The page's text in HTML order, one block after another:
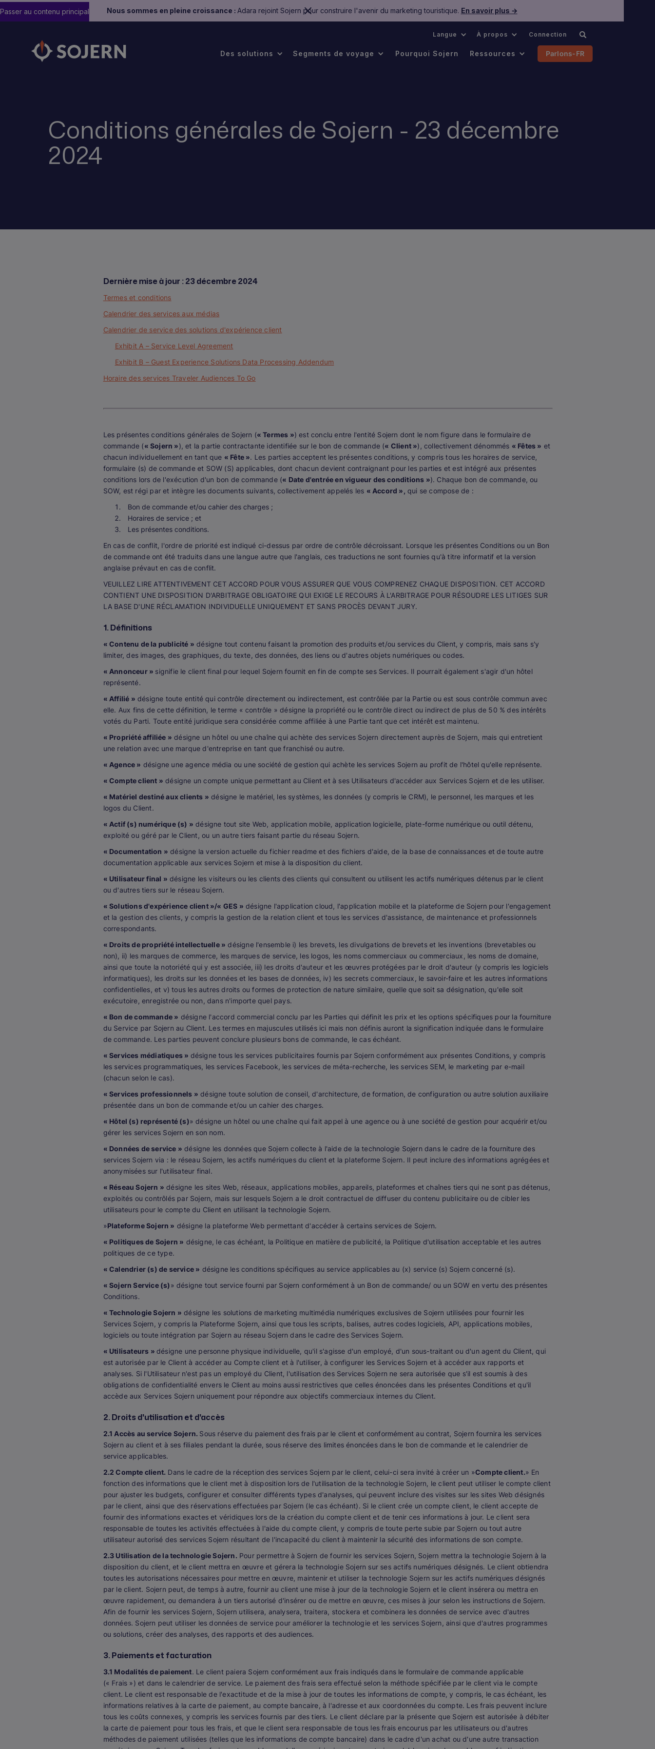
Nous sommes en pleine croissance : Adara rejoint Sojern pour construire l'avenir du marketing touristique. En savoir plus →
Passer au contenu principal
Langue À propos Connection
Des solutions Segments de voyage Pourquoi Sojern Ressources Parlons-FR
Conditions générales de Sojern - 23 décembre
2024
Dernière mise à jour : 23 décembre 2024
Termes et conditions
Calendrier des services aux médias
Calendrier de service des solutions d'expérience client
Exhibit A – Service Level Agreement
Exhibit B – Guest Experience Solutions Data Processing Addendum
Horaire des services Traveler Audiences To Go
Les présentes conditions générales de Sojern (« Termes ») est conclu entre l'entité Sojern dont le nom figure dans le formulaire de
commande (« Sojern »), et la partie contractante identifiée sur le bon de commande (« Client »), collectivement dénommés « Fêtes » et
chacun individuellement en tant que « Fête ». Les parties acceptent les présentes conditions, y compris tous les horaires de service,
formulaire (s) de commande et SOW (S) applicables, dont chacun devient contraignant pour les parties et est intégré aux présentes
conditions lors de l'exécution d'un bon de commande (« Date d'entrée en vigueur des conditions »). Chaque bon de commande, ou
SOW, est régi par et intègre les documents suivants, collectivement appelés les « Accord », qui se compose de :
Bon de commande et/ou cahier des charges ;
Horaires de service ; et
Les présentes conditions.
En cas de conflit, l'ordre de priorité est indiqué ci-dessus par ordre de contrôle décroissant. Lorsque les présentes Conditions ou un Bon
de commande ont été traduits dans une langue autre que l'anglais, ces traductions ne sont fournies qu'à titre informatif et la version
anglaise prévaut en cas de conflit.
VEUILLEZ LIRE ATTENTIVEMENT CET ACCORD POUR VOUS ASSURER QUE VOUS COMPRENEZ CHAQUE DISPOSITION. CET ACCORD
CONTIENT UNE DISPOSITION D'ARBITRAGE OBLIGATOIRE QUI EXIGE LE RECOURS À L'ARBITRAGE POUR RÉSOUDRE LES LITIGES SUR
LA BASE D'UNE RÉCLAMATION INDIVIDUELLE UNIQUEMENT ET SANS PROCÈS DEVANT JURY.
1. Définitions
« Contenu de la publicité » désigne tout contenu faisant la promotion des produits et/ou services du Client, y compris, mais sans s'y
limiter, des images, des graphiques, du texte, des données, des liens ou d'autres objets numériques ou codes.
« Annonceur » signifie le client final pour lequel Sojern fournit en fin de compte ses Services. Il pourrait également s'agir d'un hôtel
représenté.
« Affilié » désigne toute entité qui contrôle directement ou indirectement, est contrôlée par la Partie ou est sous contrôle commun avec
elle. Aux fins de cette définition, le terme « contrôle » désigne la propriété ou le contrôle direct ou indirect de plus de 50 % des intérêts
votés du Parti. Toute entité juridique sera considérée comme affiliée à une Partie tant que cet intérêt est maintenu.
« Propriété affiliée » désigne un hôtel ou une chaîne qui achète des services Sojern directement auprès de Sojern, mais qui entretient
une relation avec une marque d'entreprise en tant que franchisé ou autre.
« Agence » désigne une agence média ou une société de gestion qui achète les services Sojern au profit de l'hôtel qu'elle représente.
« Compte client » désigne un compte unique permettant au Client et à ses Utilisateurs d'accéder aux Services Sojern et de les utiliser.
« Matériel destiné aux clients » désigne le matériel, les systèmes, les données (y compris le CRM), le personnel, les marques et les
logos du Client.
« Actif (s) numérique (s) » désigne tout site Web, application mobile, application logicielle, plate-forme numérique ou outil détenu,
exploité ou géré par le Client, ou un autre tiers faisant partie du réseau Sojern.
« Documentation » désigne la version actuelle du fichier readme et des fichiers d'aide, de la base de connaissances et de toute autre
documentation applicable aux services Sojern et mise à la disposition du client.
« Utilisateur final » désigne les visiteurs ou les clients des clients qui consultent ou utilisent les actifs numériques détenus par le client
ou d'autres tiers sur le réseau Sojern.
« Solutions d'expérience client »/« GES » désigne l'application cloud, l'application mobile et la plateforme de Sojern pour l'engagement
et la gestion des clients, y compris la gestion de la relation client et tous les services d'assistance, de maintenance et professionnels
correspondants.
« Droits de propriété intellectuelle » désigne l'ensemble i) les brevets, les divulgations de brevets et les inventions (brevetables ou
non), ii) les marques de commerce, les marques de service, les logos, les noms commerciaux ou commerciaux, les noms de domaine,
ainsi que toute la notoriété qui y est associée, iii) les droits d'auteur et les œuvres protégées par le droit d'auteur (y compris les logiciels
informatiques), les droits sur les données et les bases de données, iv) les secrets commerciaux, le savoir-faire et les autres informations
confidentielles, et v) tous les autres droits ou formes de protection de nature similaire, quelle que soit sa désignation, qu'elle soit
exécutoire, enregistrée ou non, dans n'importe quel pays.
« Bon de commande » désigne l'accord commercial conclu par les Parties qui définit les prix et les options spécifiques pour la fourniture
du Service par Sojern au Client. Les termes en majuscules utilisés ici mais non définis auront la signification indiquée dans le formulaire
de commande. Les parties peuvent conclure plusieurs bons de commande, le cas échéant.
« Services médiatiques » désigne tous les services publicitaires fournis par Sojern conformément aux présentes Conditions, y compris
les services programmatiques, les services Facebook, les services de méta-recherche, les services SEM, le marketing par e-mail
(chacun selon le cas).
« Services professionnels » désigne toute solution de conseil, d'architecture, de formation, de configuration ou autre solution auxiliaire
présentée dans un bon de commande et/ou un cahier des charges.
« Hôtel (s) représenté (s)» désigne un hôtel ou une chaîne qui fait appel à une agence ou à une société de gestion pour acquérir et/ou
gérer les services Sojern en son nom.
« Données de service » désigne les données que Sojern collecte à l'aide de la technologie Sojern dans le cadre de la fourniture des
services Sojern via : le réseau Sojern, les actifs numériques du client et la plateforme Sojern. Il peut inclure des informations agrégées et
anonymisées sur l'utilisateur final.
« Réseau Sojern » désigne les sites Web, réseaux, applications mobiles, appareils, plateformes et chaînes tiers qui ne sont pas détenus,
exploités ou contrôlés par Sojern, mais sur lesquels Sojern a le droit contractuel de diffuser du contenu publicitaire ou de cibler les
utilisateurs pour le compte du Client en utilisant la technologie Sojern.
»Plateforme Sojern » désigne la plateforme Web permettant d'accéder à certains services de Sojern.
« Politiques de Sojern » désigne, le cas échéant, la Politique en matière de publicité, la Politique d'utilisation acceptable et les autres
politiques de ce type.
« Calendrier (s) de service » désigne les conditions spécifiques au service applicables au (x) service (s) Sojern concerné (s).
« Sojern Service (s)» désigne tout service fourni par Sojern conformément à un Bon de commande/ ou un SOW en vertu des présentes
Conditions.
« Technologie Sojern » désigne les solutions de marketing multimédia numériques exclusives de Sojern utilisées pour fournir les
Services Sojern, y compris la Plateforme Sojern, ainsi que tous les scripts, balises, autres codes logiciels, API, applications mobiles,
logiciels ou toute intégration par Sojern au réseau Sojern dans le cadre des Services Sojern.
« Utilisateurs » désigne une personne physique individuelle, qu'il s'agisse d'un employé, d'un sous-traitant ou d'un agent du Client, qui
est autorisée par le Client à accéder au Compte client et à l'utiliser, à configurer les Services Sojern et à accéder aux rapports et
analyses. Si l'Utilisateur n'est pas un employé du Client, l'utilisation des Services Sojern ne sera autorisée que s'il est soumis à des
obligations de confidentialité envers le Client au moins aussi restrictives que celles énoncées dans les présentes Conditions et qu'il
accède aux Services Sojern uniquement pour répondre aux objectifs commerciaux internes du Client.
2. Droits d'utilisation et d'accès
2.1 Accès au service Sojern. Sous réserve du paiement des frais par le client et conformément au contrat, Sojern fournira les services
Sojern au client et à ses filiales pendant la durée, sous réserve des limites énoncées dans le bon de commande et le calendrier de
service applicables.
2.2 Compte client. Dans le cadre de la réception des services Sojern par le client, celui-ci sera invité à créer un »Compte client.» En
fonction des informations que le client met à disposition lors de l'utilisation de la technologie Sojern, le client peut utiliser le compte client
pour ajuster les budgets, configurer et consulter différents types d'analyses, qui peuvent inclure des visites sur les sites Web désignés
par le client, ainsi que des réservations effectuées par Sojern (le cas échéant). Si le client crée un compte client, le client accepte de
fournir des informations exactes et véridiques lors de la création du compte client et de tenir ces informations à jour. Le client sera
responsable de toutes les activités effectuées à l'aide du compte client, y compris de toute perte subie par Sojern ou tout autre
utilisateur autorisé des services Sojern résultant de l'incapacité du client à maintenir la sécurité des informations de son compte.
2.3 Utilisation de la technologie Sojern. Pour permettre à Sojern de fournir les services Sojern, Sojern mettra la technologie Sojern à la
disposition du client, et le client mettra en œuvre et gérera la technologie Sojern sur ses actifs numériques désignés. Le client obtiendra
toutes les autorisations nécessaires pour mettre en œuvre, maintenir et utiliser la technologie Sojern sur les actifs numériques désignés
par le client. Sojern peut, de temps à autre, fournir au client une mise à jour de la technologie Sojern et le client insérera ou mettra en
œuvre rapidement, ou demandera à un tiers autorisé d'insérer ou de mettre en œuvre, ces mises à jour selon les instructions de Sojern.
Afin de fournir les services Sojern, Sojern utilisera, analysera, traitera, stockera et combinera les données de service avec d'autres
données. Sojern peut utiliser les données de service pour améliorer la technologie et les services Sojern, ainsi que d'autres programmes
ou solutions, créer des analyses, des rapports et des audiences.
3. Paiements et facturation
3.1 Modalités de paiement. Le client paiera Sojern conformément aux frais indiqués dans le formulaire de commande applicable
(« Frais ») et dans le calendrier de service. Le paiement des frais sera effectué selon la méthode spécifiée par le client via le compte
client. Le client est responsable de l'exactitude et de la mise à jour de toutes les informations de compte, y compris, le cas échéant, les
informations relatives à la carte de paiement, au compte bancaire, à l'adresse et aux coordonnées du compte. Les frais peuvent inclure
tous les coûts connexes, y compris les services fournis par des tiers. Le client déclare par la présente que Sojern est autorisée à débiter
la carte de paiement pour tous les frais, et que le client sera responsable de tous les frais encourus par les utilisateurs ou d'autres
méthodes de paiement utilisées (telles que les informations de compte bancaire) dans le cadre d'un achat ou d'une autre transaction